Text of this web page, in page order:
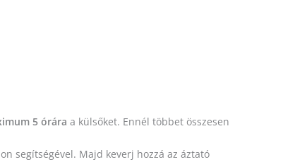
5 órára a külsőket. Ennél többet összesen
segítségével. Majd keverj hozzá az áztató